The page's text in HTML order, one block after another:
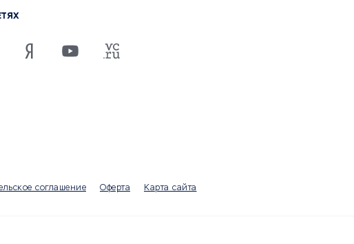
соглашение Оферта Карта сайта